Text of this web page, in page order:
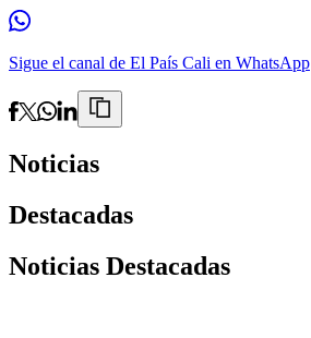
Sigue el canal de El País Cali en WhatsApp
Noticias
Destacadas
Noticias Destacadas